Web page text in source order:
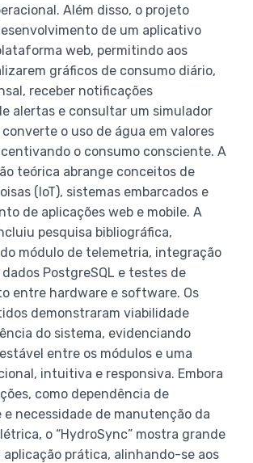
Além disso, o projeto
de um aplicativo
web, permitindo aos
gráficos de consumo diário,
receber notificações
alertas e consultar um simulador
o uso de água em valores
o consumo consciente. A
teórica abrange conceitos de
(IoT), sistemas embarcados e
de aplicações web e mobile. A
pesquisa bibliográfica,
módulo de telemetria, integração
PostgreSQL e testes de
entre hardware e software. Os
demonstraram viabilidade
do sistema, evidenciando
entre os módulos e uma
intuitiva e responsiva. Embora
como dependência de
necessidade de manutenção da
o “HydroSync” mostra grande
aplicação prática, alinhando-se aos